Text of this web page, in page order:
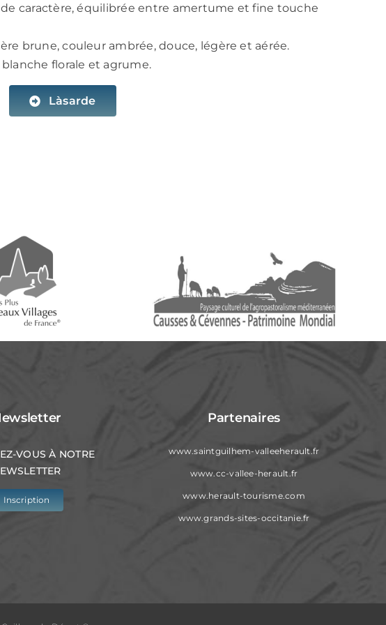
caractère, équilibrée entre amertume et fine touche
brune, couleur ambrée, douce, légère et aérée.
florale et agrume.
Làsarde
VOUS À NOTRE
Inscription
Partenaires
www.saintguilhem-valleeherault.fr
www.cc-vallee-herault.fr
www.herault-tourisme.com
www.grands-sites-occitanie.fr